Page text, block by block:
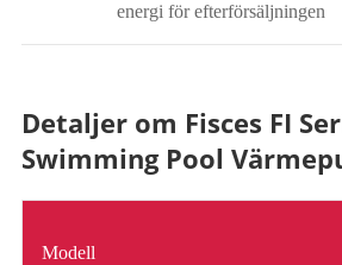
energi för efterförsäljningen
Detaljer om Fisces FI
Swimming Pool
Modell